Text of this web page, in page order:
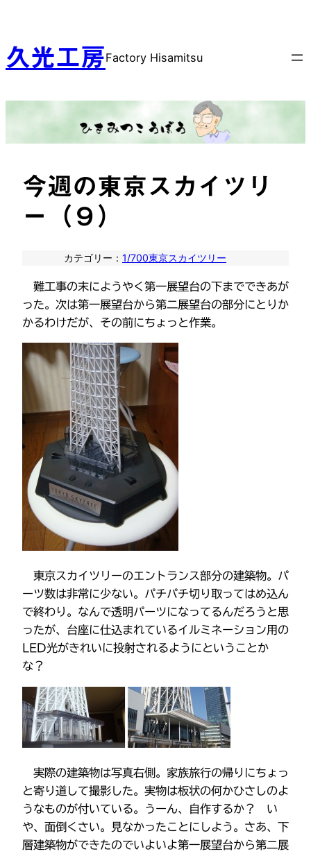
を
ス
ッ
久光工房Factory Hisamitsu
今週の東京スカイツリ
ー（９）
カテゴリー： 1/700東京スカイツリー
難工事の末にようやく第一展望台の下までできあが
った。次は第一展望台から第二展望台の部分にとりか
かるわけだが、その前にちょっと作業。
東京スカイツリーのエントランス部分の建築物。パ
ーツ数は非常に少ない。パチパチ切り取ってはめ込ん
で終わり。なんで透明パーツになってるんだろうと思
ったが、台座に仕込まれているイルミネーション用の
LED光がきれいに投射されるようにということか
な？
実際の建築物は写真右側。家族旅行の帰りにちょっ
と寄り道して撮影した。実物は板状の何かひさしのよ
うなものが付いている。うーん、自作するか？ い
や、面倒くさい。見なかったことにしよう。さあ、下
層建築物ができたのでいよいよ第一展望台から第二展